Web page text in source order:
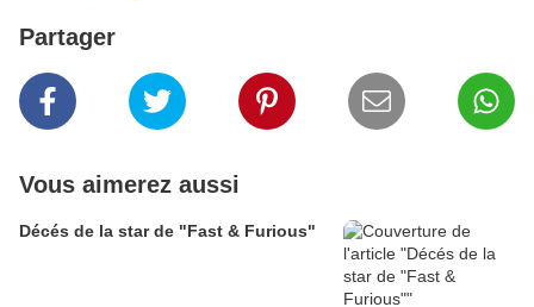
Partager
Vous aimerez aussi
Décés de la star de "Fast & Furious"